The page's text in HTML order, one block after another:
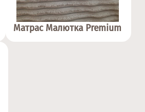
Матрас Малютка Premium